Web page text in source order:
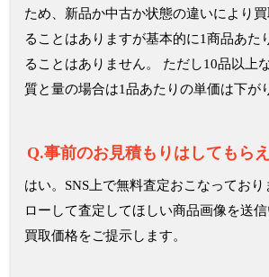
ため、新品か中古か状態の違いにより
ることはありますが基本的に1商品あた
ることはありません。 ただし10品以上
質と量の場合は1品あたりの単価は下が
Q.事前のお見積もりはしてもら
はい。SNS上で無料査定おこなってお
ローして査定してほしい商品画像を送
買取価格をご提示します。